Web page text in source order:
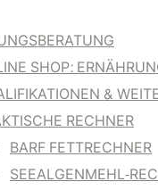
SHOP:
&
RECHNER
BARF FETTRECHNER
SEEALGENMEHL-